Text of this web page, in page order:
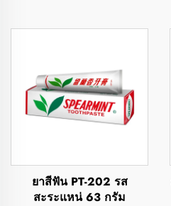
ยาสีฟัน PT-202 รส
สะระแหน่ 63 กรัม